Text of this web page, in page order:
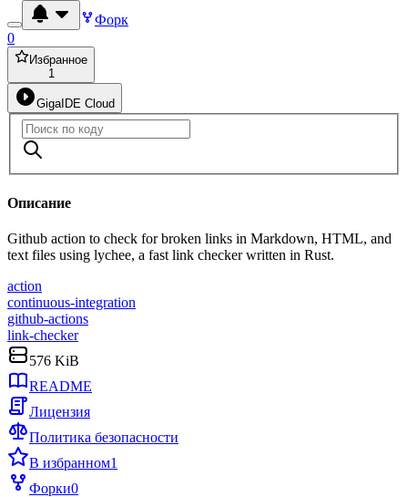
Форк
0
Избранное
1
GigaIDE Cloud
Описание
Github action to check for broken links in Markdown, HTML, and
text files using lychee, a fast link checker written in Rust.
action
continuous-integration
github-actions
link-checker
576 KiB
README
Лицензия
Политика безопасности
В избранном1
Форки0